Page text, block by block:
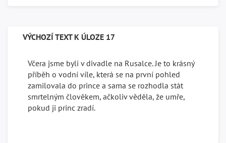
VÝCHOZÍ TEXT K ÚLOZE 17
Včera jsme byli v divadle na Rusalce. Je to krásný
příběh o vodní víle, která se na první pohled
zamilovala do prince a sama se rozhodla stát
smrtelným člověkem, ačkoliv věděla, že umře,
pokud ji princ zradí.